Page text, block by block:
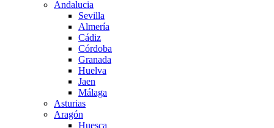
Andalucia
Sevilla
Almería
Cádiz
Córdoba
Granada
Huelva
Jaen
Málaga
Asturias
Aragón
Huesca